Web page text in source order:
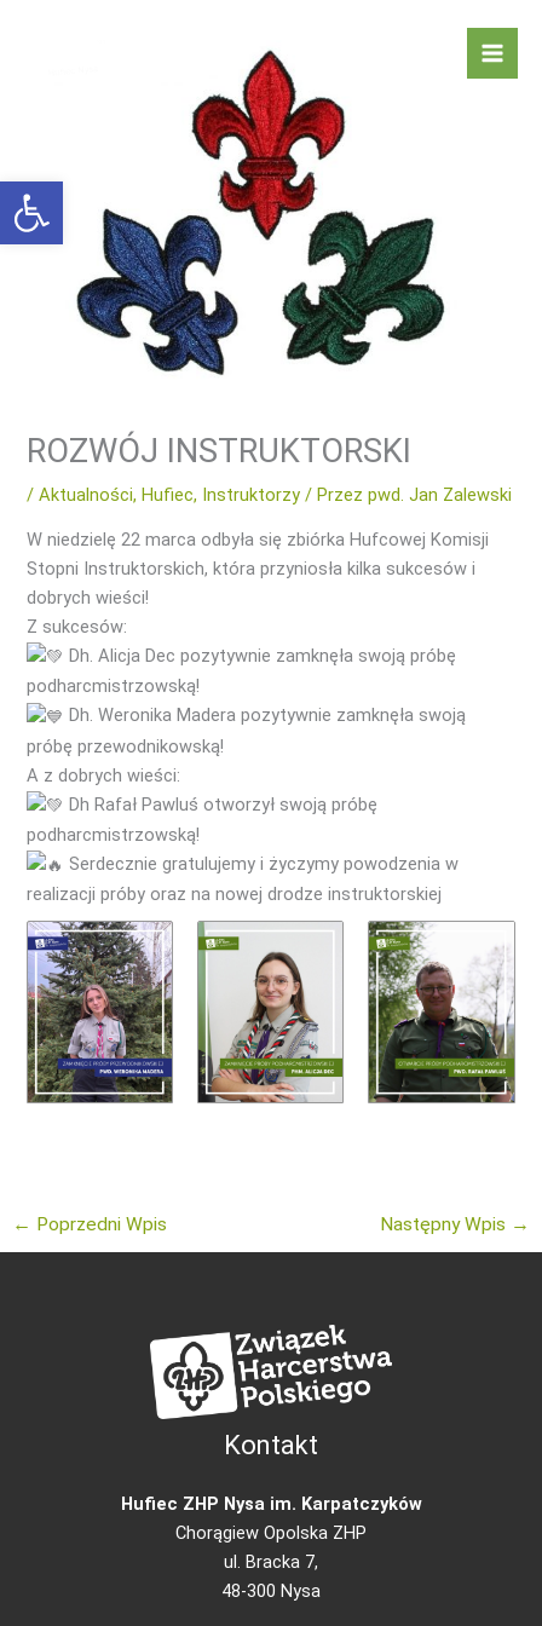
ROZWÓJ INSTRUKTORSKI
/Aktualności,Hufiec, Instruktorzy / Przezpwd. Jan Zalewski
W niedzielę 22 marca odbyła się zbiórka Hufcowej Komisji
Stopni Instruktorskich, która przyniosła kilka sukcesów i
dobrych wieści!
Z sukcesów:
Dh. Alicja Dec pozytywnie zamknęła swoją próbę
podharcmistrzowską!
Dh. Weronika Madera pozytywnie zamknęła swoją
próbę przewodnikowską!
A z dobrych wieści:
Dh Rafał Pawluś otworzył swoją próbę
podharcmistrzowską!
Serdecznie gratulujemy i życzymy powodzenia w
realizacji próby oraz na nowej drodze instruktorskiej
← Poprzedni Wpis Następny Wpis →
Kontakt
Hufiec ZHP Nysa im. Karpatczyków
Chorągiew Opolska ZHP
ul. Bracka 7,
48-300 Nysa
Otwórz pasek narzędzi